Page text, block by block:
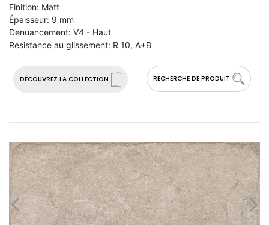
DÉCOUVREZ LA COLLECTION RECHERCHE DE PRODUIT
Finition: Matt
Épaisseur: 9 mm
Denuancement: V4 - Haut
Résistance au glissement: R 10, A+B